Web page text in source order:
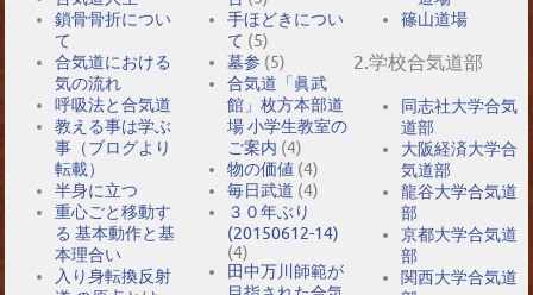
鎖骨骨折につい
て
合気道における
気の流れ
呼吸法と合気道
教える事は学ぶ
事（ブログより
転載）
半身に立つ
重心ごと移動す
る 基本動作と基
本理合い
入り身転換反射
手ほどきについ
て (5)
墓参 (5)
合気道「眞武
館」枚方本部道
場 小学生教室の
ご案内 (4)
物の価値 (4)
毎日武道 (4)
３０年ぶり
(20150612-14)
(4)
田中万川師範が
篠山道場
2.学校合気道部
同志社大学合気
道部
大阪経済大学合
気道部
龍谷大学合気道
部
京都大学合気道
部
関西大学合気道